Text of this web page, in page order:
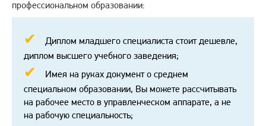
профессиональном образовании:
Диплом младшего специалиста стоит дешевле,
диплом высшего учебного заведения;
Имея на руках документ о среднем
специальном образовании, Вы можете рассчитывать
на рабочее место в управленческом аппарате, а не
на рабочую специальность;